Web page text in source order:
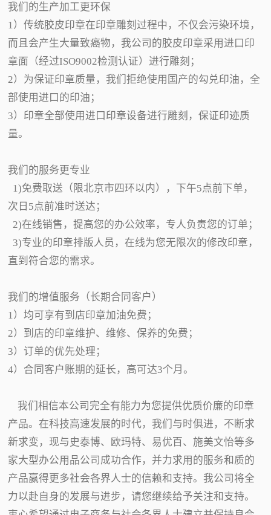
我们的生产加工更环保
1）传统胶皮印章在印章雕刻过程中，不仅会污染环境，
而且会产生大量致癌物，我公司的胶皮印章采用进口印
章面（经过ISO9002检测认证）进行雕刻；
2）为保证印章质量，我们拒绝使用国产的勾兑印油，全
部使用进口的印油；
3）印章全部使用进口印章设备进行雕刻，保证印迹质
量。
我们的服务更专业
1)免费取送（限北京市四环以内），下午5点前下单，
次日5点前准时送达；
2)在线销售，提高您的办公效率，专人负责您的订单；
3)专业的印章排版人员，在线为您无限次的修改印章，
直到符合您的需求。
我们的增值服务（长期合同客户）
1）均可享有到店印章加油免费；
2）到店的印章维护、维修、保养的免费；
3）订单的优先处理；
4）合同客户账期的延长，高可达3个月。
我们相信本公司完全有能力为您提供优质价廉的印章
产品。在科技高速发展的时代，我们与时俱进，不断求
新求变，现与史泰博、欧玛特、易优百、施美文怡等多
家大型办公用品公司成功合作，并力求用的服务和质的
产品赢得更多社会各界人士的信赖和支持。我公司将全
力以赴自身的发展与进步，请您继续给予关注和支持。